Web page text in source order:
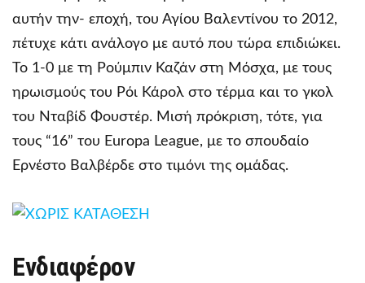
αυτήν την- εποχή, του Αγίου Βαλεντίνου το 2012,
πέτυχε κάτι ανάλογο με αυτό που τώρα επιδιώκει.
Το 1-0 με τη Ρούμπιν Καζάν στη Μόσχα, με τους
ηρωισμούς του Ρόι Κάρολ στο τέρμα και το γκολ
του Νταβίδ Φουστέρ. Μισή πρόκριση, τότε, για
τους “16” του Europa League, με το σπουδαίο
Ερνέστο Βαλβέρδε στο τιμόνι της ομάδας.
Ενδιαφέρον